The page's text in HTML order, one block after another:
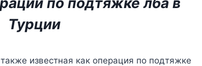
Турции
известная как операция по подтяжке